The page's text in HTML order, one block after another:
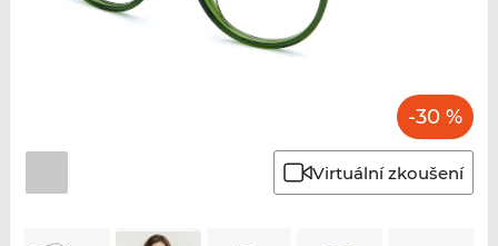
-30 %
Virtuální zkoušení